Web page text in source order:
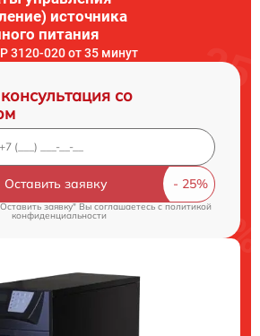
источника
питания
3120-020 от 35 минут
со
Оставить заявку
заявку" Вы соглашаетесь cполитикой
конфиденциальности